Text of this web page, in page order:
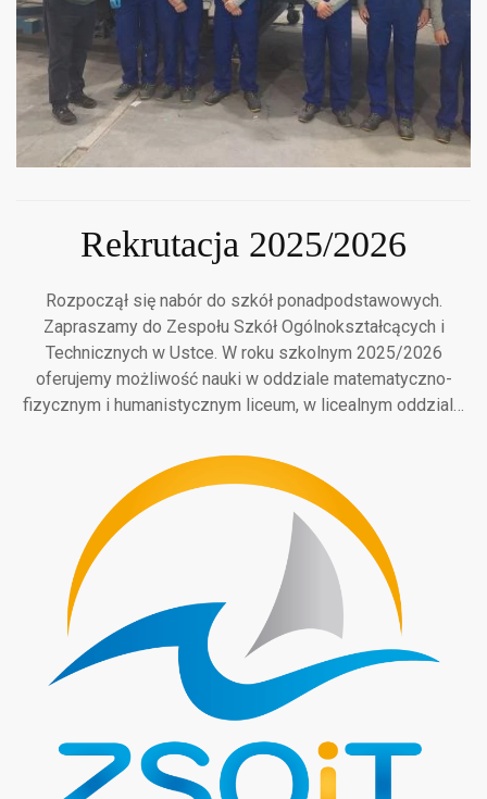
Rekrutacja 2025/2026
Rozpoczął się nabór do szkół ponadpodstawowych.
Zapraszamy do Zespołu Szkół Ogólnokształcących i
Technicznych w Ustce. W roku szkolnym 2025/2026
oferujemy możliwość nauki w oddziale matematyczno-
fizycznym i humanistycznym liceum, w licealnym oddzial…